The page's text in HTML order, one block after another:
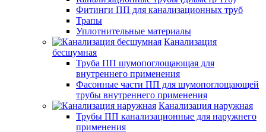
Фитинги ПП для канализационных труб
Трапы
Уплотнительные материалы
Канализация
бесшумная
Труба ПП шумопоглощающая для
внутреннего применения
Фасонные части ПП для шумопоглощающей
трубы внутреннего применения
Канализация наружная
Трубы ПП канализационные для наружнего
применения